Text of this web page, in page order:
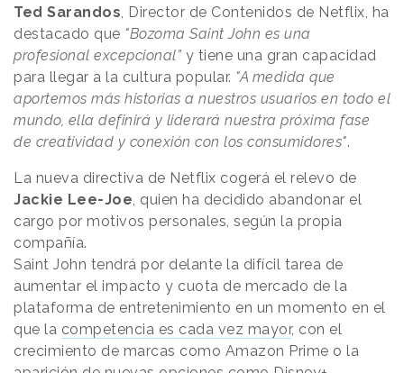
Ted Sarandos, Director de Contenidos de Netflix, ha
destacado que "Bozoma Saint John es una
profesional excepcional”y tiene una gran capacidad
para llegar a la cultura popular. "A medida que
aportemos más historias a nuestros usuarios en todo el
mundo, ella definirá y liderará nuestra próxima fase
de creatividad y conexión con los consumidores".
La nueva directiva de Netflix cogerá el relevo de
Jackie Lee-Joe, quien ha decidido abandonar el
cargo por motivos personales, según la propia
compañía.
Saint John tendrá por delante la difícil tarea de
aumentar el impacto y cuota de mercado de la
plataforma de entretenimiento en un momento en el
que la competencia es cada vez mayor, con el
crecimiento de marcas como Amazon Prime o la